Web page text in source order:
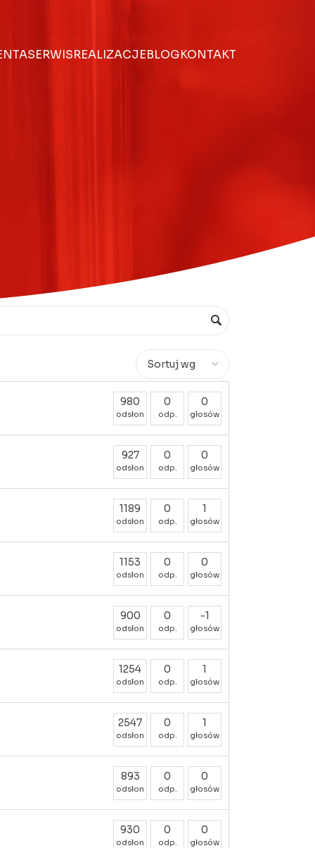
SERWISREALIZACJEBLOGKONTAKT
980
odsłon
0
odp.
0
głosów
927
odsłon
0
odp.
0
głosów
1189
odsłon
0
odp.
1
głosów
1153
odsłon
0
odp.
0
głosów
900
odsłon
0
odp.
-1
głosów
1254
odsłon
0
odp.
1
głosów
2547
odsłon
0
odp.
1
głosów
893
odsłon
0
odp.
0
głosów
930
odsłon
0
odp.
0
głosów